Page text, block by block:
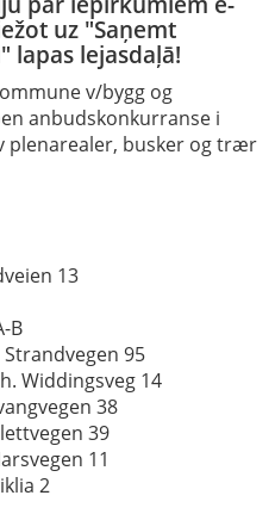
uz "Saņemt
lapas lejasdaļā!
v/bygg og
anbudskonkurranse i
plenarealer, busker og trær
13
B
95
Widdingsveg 14
38
39
11
2